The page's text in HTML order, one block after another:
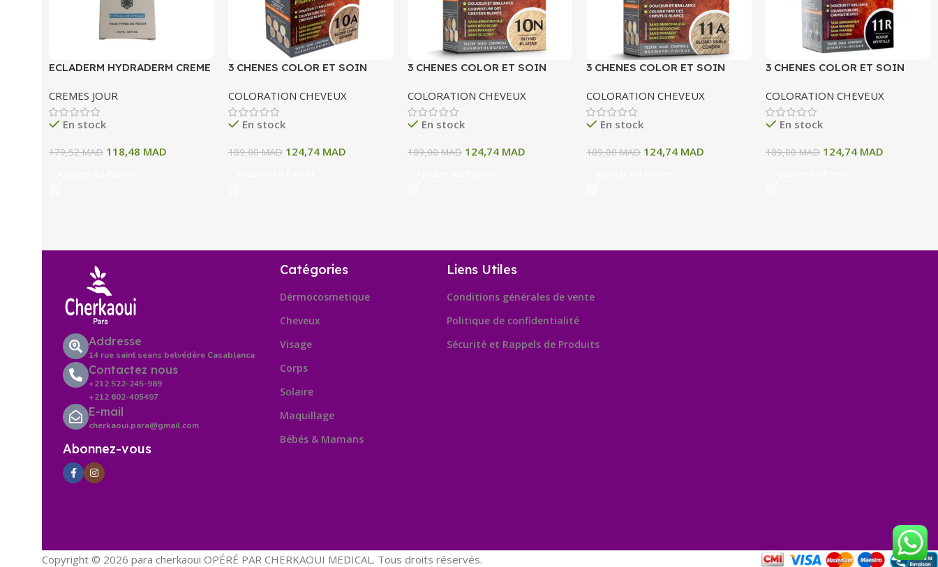
ECLADERM HYDRADERM CREME
ML
CREMES JOUR
En stock
179,52MAD 118,48 MAD
3 CHENES COLOR ET SOIN
A BLOND CLAIR CENDRE 135 ML
COLORATION CHEVEUX
En stock
189,00MAD 124,74 MAD
3 CHENES COLOR ET SOIN
N BLOND PATINE 135 ML
COLORATION CHEVEUX
En stock
189,00MAD 124,74 MAD
3 CHENES COLOR ET SOIN
11A BLOND SABLE CENDRE 135
ML
COLORATION CHEVEUX
En stock
189,00MAD 124,74 MAD
3 CHENES COLOR ET SOIN
11R ROUGE MYRTILLE 135 ML
COLORATION CHEVEUX
En stock
189,00MAD 124,74 MAD
Addresse
14 rue saint seans belvédère Casablanca
Contactez nous
+212 522-245-989
+212 602-405497
E-mail
cherkaoui.para@gmail.com
Abonnez-vous
Catégories
Dérmocosmetique
Cheveux
Visage
Corps
Solaire
Maquillage
Bébés & Mamans
Liens Utiles
Conditions générales de vente
Politique de confidentialité
Sécurité et Rappels de Produits
Copyright © 2026 para cherkaoui OPÉRÉ PAR CHERKAOUI MEDICAL. Tous droits réservés.